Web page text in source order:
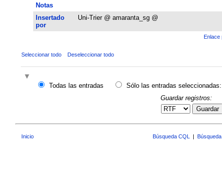
Notas
Insertado
por
Uni-Trier @ amaranta_sg @
Enlace
Seleccionar todo Deseleccionar todo
Todas las entradas
Sólo las entradas seleccionadas:
Guardar registros:
Guardar
Inicio Búsqueda CQL